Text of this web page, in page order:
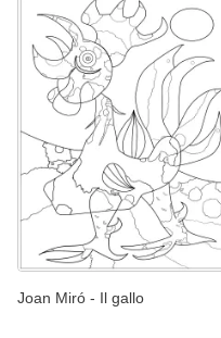
Joan Miró - Il gallo